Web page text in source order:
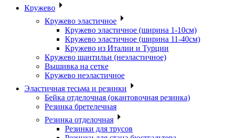
Кружево
Кружево эластичное
Кружево эластичное (ширина 1-10см)
Кружево эластичное (ширина 11-40см)
Кружево из Италии и Турции
Кружево шантильи (неэластичное)
Вышивка на сетке
Кружево неэластичное
Эластичная тесьма и резинки
Бейка отделочная (окантовочная резинка)
Резинка бретелечная
Резинка отделочная
Резинки для трусов